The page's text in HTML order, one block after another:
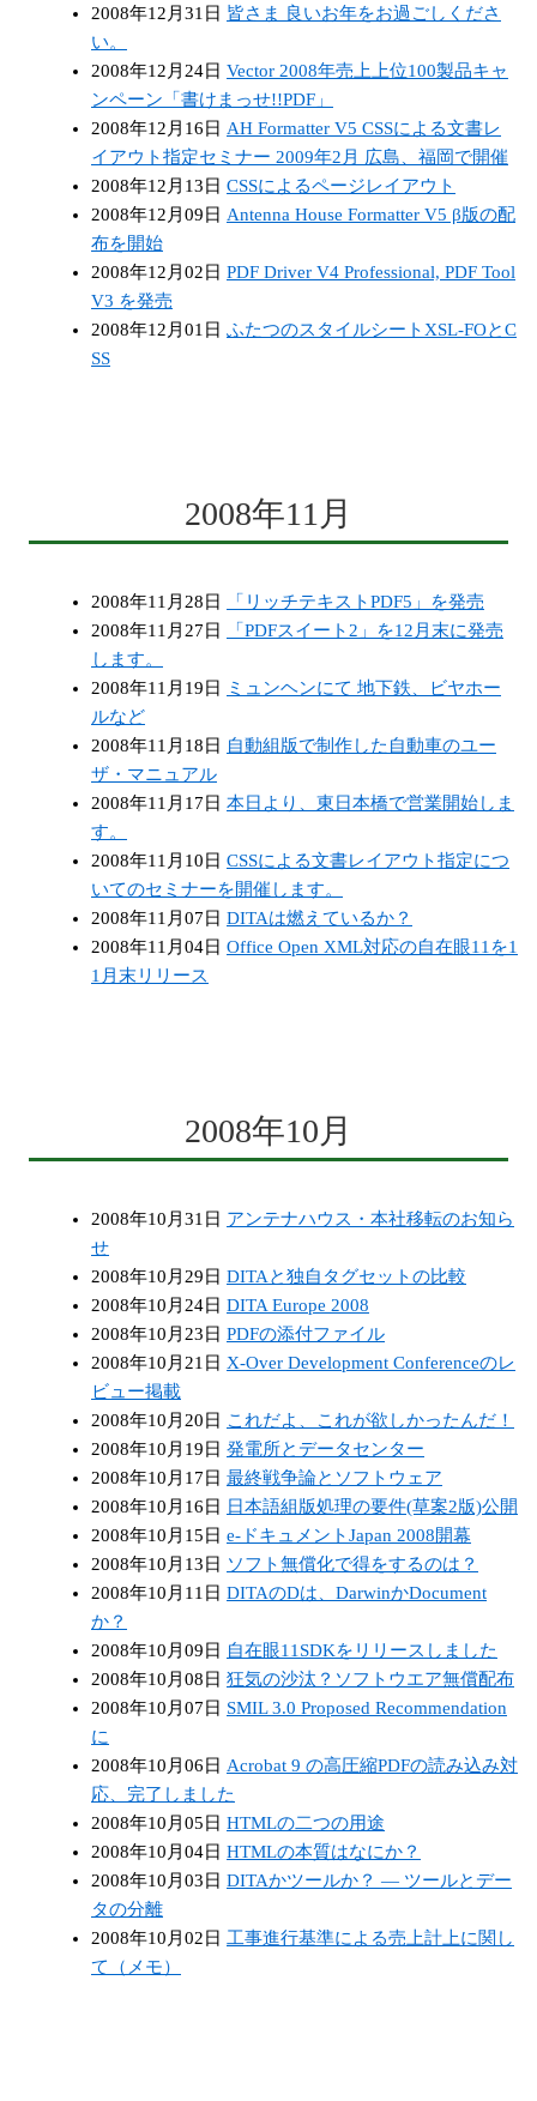
2008年12月31日 皆さま 良いお年をお過ごしくださ
い。
2008年12月24日 Vector 2008年売上上位100製品キャ
ンペーン「書けまっせ!!PDF」
2008年12月16日 AH Formatter V5 CSSによる文書レ
イアウト指定セミナー 2009年2月 広島、福岡で開催
2008年12月13日 CSSによるページレイアウト
2008年12月09日 Antenna House Formatter V5 β版の配
布を開始
2008年12月02日 PDF Driver V4 Professional, PDF Tool
V3 を発売
2008年12月01日 ふたつのスタイルシートXSL-FOとC
SS
2008年11月
2008年11月28日
「リッチテキストPDF5」を発売
2008年11月27日
「PDFスイート2」を12月末に発売
します。
2008年11月19日
ミュンヘンにて 地下鉄、ビヤホー
ルなど
2008年11月18日 自動組版で制作した自動車のユー
ザ・マニュアル
2008年11月17日 本日より、東日本橋で営業開始しま
す。
2008年11月10日 CSSによる文書レイアウト指定につ
いてのセミナーを開催します。
2008年11月07日 DITAは燃えているか？
2008年11月04日 Office Open XML対応の自在眼11を1
1月末リリース
2008年10月
2008年10月31日 アンテナハウス・本社移転のお知ら
せ
2008年10月29日 DITAと独自タグセットの比較
2008年10月24日 DITA Europe 2008
2008年10月23日 PDFの添付ファイル
2008年10月21日 X-Over Development Conferenceのレ
ビュー掲載
2008年10月20日 これだよ、これが欲しかったんだ！
2008年10月19日 発電所とデータセンター
2008年10月17日 最終戦争論とソフトウェア
2008年10月16日
日本語組版処理の要件(草案2版)公開
2008年10月15日 e-ドキュメントJapan 2008開幕
2008年10月13日 ソフト無償化で得をするのは？
2008年10月11日 DITAのDは、DarwinかDocument
か？
2008年10月09日 自在眼11SDKをリリースしました
2008年10月08日 狂気の沙汰？ソフトウエア無償配布
2008年10月07日 SMIL 3.0 Proposed Recommendation
に
2008年10月06日 Acrobat 9 の高圧縮PDFの読み込み対
応、完了しました
2008年10月05日 HTMLの二つの用途
2008年10月04日 HTMLの本質はなにか？
2008年10月03日 DITAかツールか？ — ツールとデー
タの分離
2008年10月02日 工事進行基準による売上計上に関し
て（メモ）